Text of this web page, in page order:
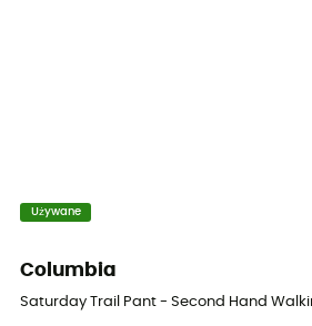
Używane
Columbia
Saturday Trail Pant - Second Hand